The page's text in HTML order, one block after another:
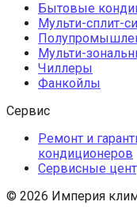
Бытовые
Мульти-сплит-
Мульти-
Чиллеры
Фанкойлы
Сервис
Ремонт и
кондиционеров
Сервисные
© 2026 Империя